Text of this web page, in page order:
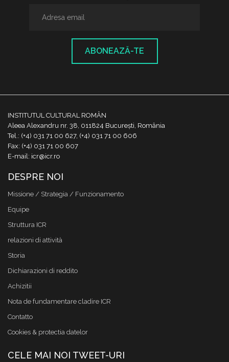
ABONEAZĂ-TE
INSTITUTUL CULTURAL ROMÂN
Aleea Alexandru nr. 38, 011824 București, România
Tel.: (+4) 031 71 00 627, (+4) 031 71 00 606
Fax: (+4) 031 71 00 607
E-mail: icr@icr.ro
DESPRE NOI
Missione / Strategia / Funzionamento
Equipe
Struttura ICR
relazioni di attività
Storia
Dichiarazioni di reddito
Achizitii
Nota de fundamentare cladire ICR
Contatto
Cookies & protectia datelor
CELE MAI NOI TWEET-URI